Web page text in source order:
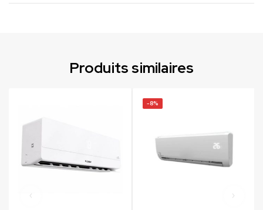
Produits similaires
-8%